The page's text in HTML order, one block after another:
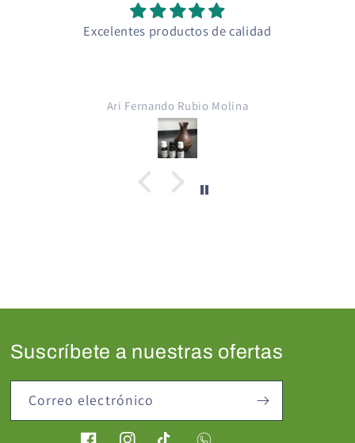
Excelentes productos de calidad
Ari Fernando Rubio Molina
Suscríbete a nuestras ofertas
Correo electrónico